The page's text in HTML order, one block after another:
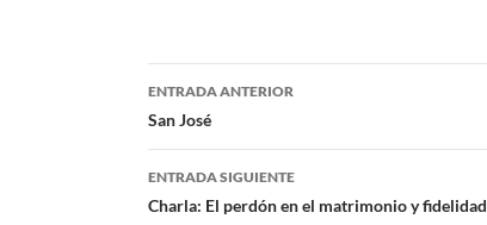
Navegación
de
entradas
ENTRADA ANTERIOR
San José
ENTRADA SIGUIENTE
Charla: El perdón en el matrimonio y fidelidad